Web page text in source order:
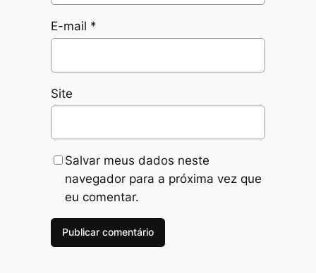
E-mail *
Site
Salvar meus dados neste
navegador para a próxima vez que
eu comentar.